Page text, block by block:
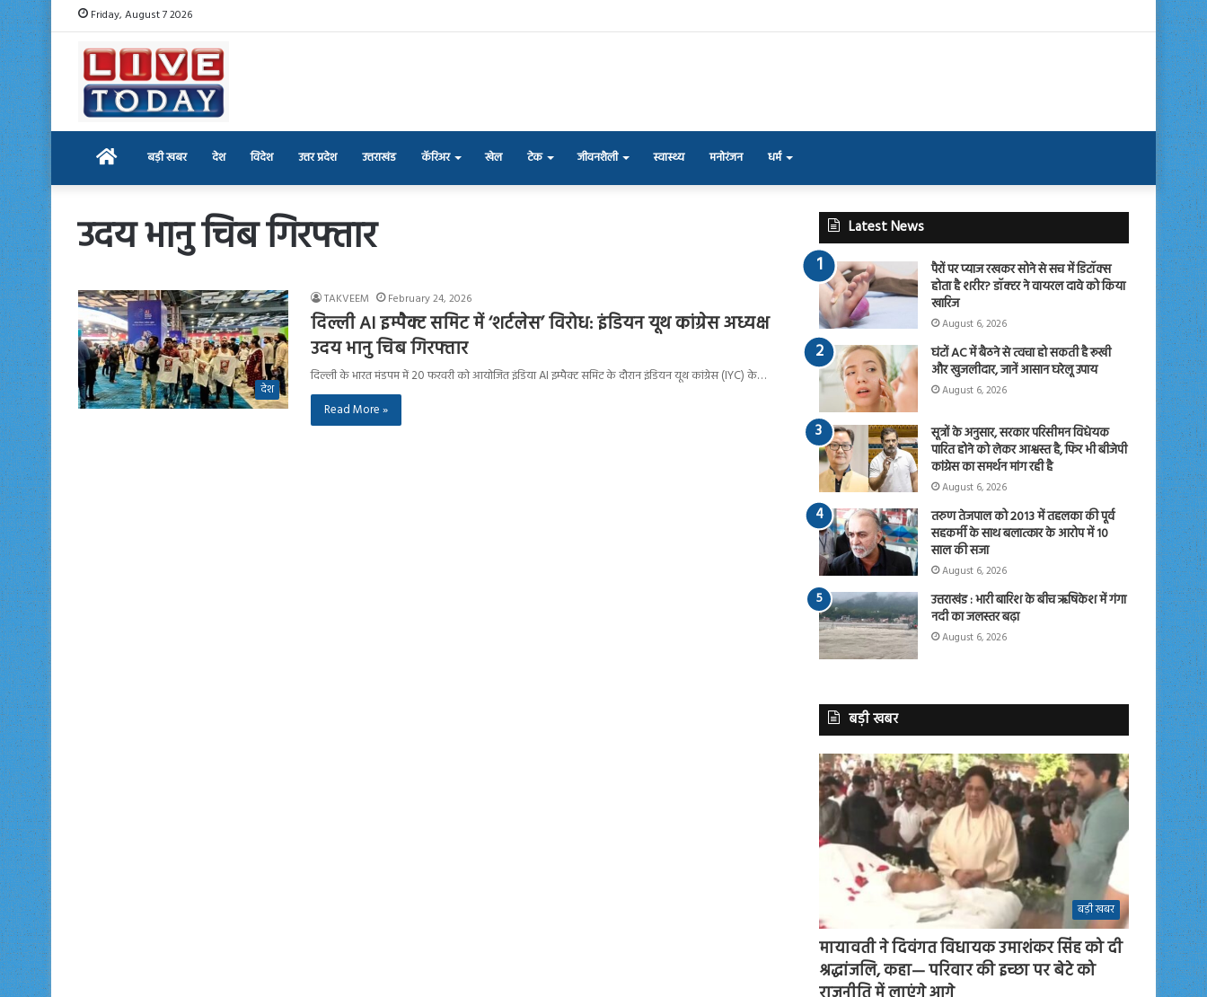
Friday, August 7 2026
Home बड़ी खबर देश विदेश उत्तर प्रदेश उत्तराखंड कॅरिअर खेल टेक जीवनशैली स्वास्थ्य मनोरंजन धर्म
उदय भानु चिब गिरफ्तार
देश
TAKVEEM February 24, 2026
दिल्ली AI इम्पैक्ट समिट में ‘शर्टलेस’ विरोध: इंडियन यूथ कांग्रेस अध्यक्ष
उदय भानु चिब गिरफ्तार
दिल्ली के भारत मंडपम में 20 फरवरी को आयोजित इंडिया AI इम्पैक्ट समिट के दौरान इंडियन यूथ कांग्रेस (IYC) के…
Read More »
Latest News
पैरों पर प्याज रखकर सोने से सच में डिटॉक्स
होता है शरीर? डॉक्टर ने वायरल दावे को किया
खारिज
August 6, 2026
घंटों AC में बैठने से त्वचा हो सकती है रूखी
और खुजलीदार, जानें आसान घरेलू उपाय
August 6, 2026
सूत्रों के अनुसार, सरकार परिसीमन विधेयक
पारित होने को लेकर आश्वस्त है, फिर भी बीजेपी
कांग्रेस का समर्थन मांग रही है
August 6, 2026
तरुण तेजपाल को 2013 में तहलका की पूर्व
सहकर्मी के साथ बलात्कार के आरोप में 10
साल की सजा
August 6, 2026
उत्तराखंड : भारी बारिश के बीच ऋषिकेश में गंगा
नदी का जलस्तर बढ़ा
August 6, 2026
बड़ी खबर
बड़ी खबर
मायावती ने दिवंगत विधायक उमाशंकर सिंह को दी
श्रद्धांजलि, कहा— परिवार की इच्छा पर बेटे को